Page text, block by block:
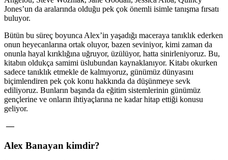
Jones’un da aralarında olduğu pek çok önemli isimle tanışma fırsatı
buluyor.
Bütün bu süreç boyunca Alex’in yaşadığı maceraya tanıklık ederken
onun heyecanlarına ortak oluyor, bazen seviniyor, kimi zaman da
onunla hayal kırıklığına uğruyor, üzülüyor, hatta sinirleniyoruz. Bu,
kitabın oldukça samimi üslubundan kaynaklanıyor. Kitabı okurken
sadece tanıklık etmekle de kalmıyoruz, günümüz dünyasını
biçimlendiren pek çok konu hakkında da düşünmeye sevk
ediliyoruz. Bunların başında da eğitim sistemlerinin günümüz
gençlerine ve onların ihtiyaçlarına ne kadar hitap ettiği konusu
geliyor.
—
Alex Banayan kimdir?